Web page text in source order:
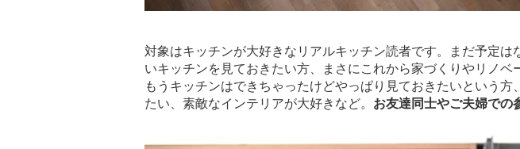
対象はキッチンが大好きなリアルキッチン読者です。まだ予定は
いキッチンを見ておきたい方、まさにこれから家づくりやリノベ
もうキッチンはできちゃったけどやっぱり見ておきたいという方
たい、素敵なインテリアが大好きなど。 お友達同士やご夫婦での